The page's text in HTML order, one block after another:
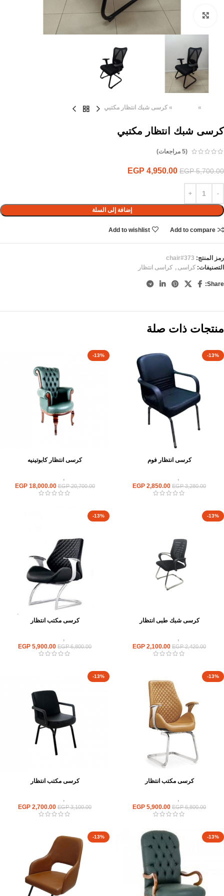
Click to enlarge
»
» كرسى شبك انتظار مكتبي
كرسى شبك انتظار مكتبي
(
5 مراجعات)
EGP5,700.00
EGP 4,950.00
إضافة إلى السلة
Add to compare
Add to wishlist
رمز المنتج: chair#373
التصنيفات: كراسى , كراسى انتظار
Share:
منتجات ذات صلة
-13%
كرسى انتظار فوم
,
EGP3,280.00
EGP 2,850.00
-13%
كرسى انتظار كابوتينيه
,
EGP20,700.00
EGP18,000.00
-13%
كرسى شبك طبى انتظار
,
EGP2,420.00
EGP 2,100.00
-13%
كرسى مكتب انتظار
,
EGP6,800.00
EGP 5,900.00
-13%
كرسى مكتب انتظار
,
EGP6,800.00
EGP 5,900.00
-13%
كرسى مكتب انتظار
,
EGP3,100.00
EGP 2,700.00
-13%
-13%